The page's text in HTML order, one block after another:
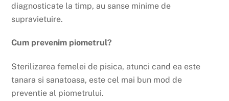
diagnosticate la timp, au sanse minime de
supravietuire.
Cum prevenim piometrul?
Sterilizarea femelei de pisica, atunci cand ea este
tanara si sanatoasa, este cel mai bun mod de
preventie al piometrului.